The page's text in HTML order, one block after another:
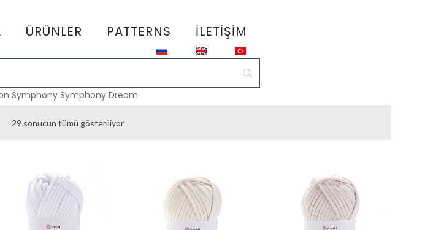
ÜRÜNLER PATTERNS İLETIŞIM
Symphony Symphony Dream
29 sonucun tümü gösteriliyor